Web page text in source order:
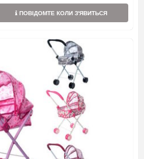
ПОВІДОМТЕ КОЛИ З'ЯВИТЬСЯ